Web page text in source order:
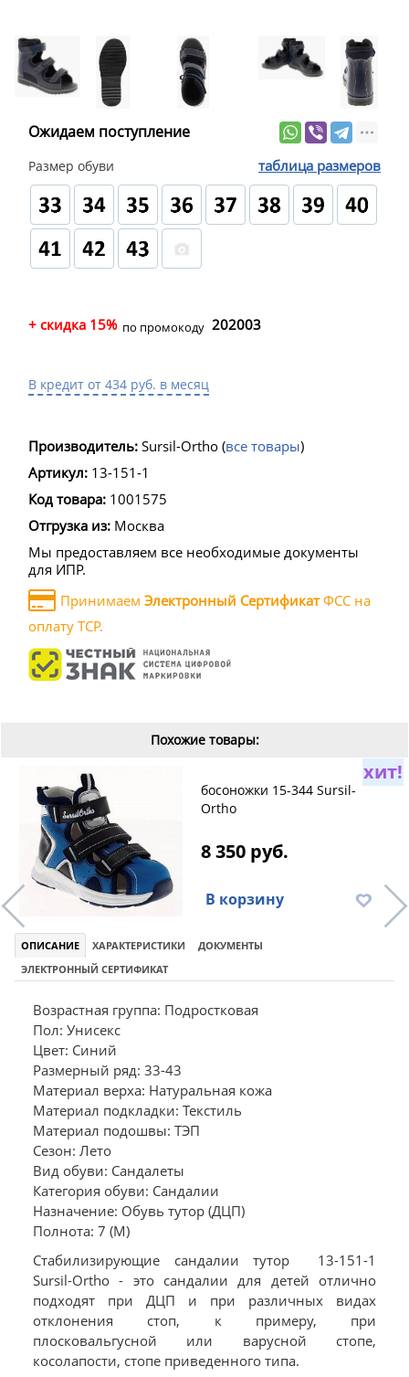
Ожидаем поступление
Размер обуви таблица размеров
+ скидка 15% по промокоду 202003
В кредит от 434 руб. в месяц
Производитель: Sursil-Ortho (все товары)
Артикул: 13-151-1
Код товара: 1001575
Отгрузка из: Москва
Мы предоставляем все необходимые документы
для ИПР.
Принимаем Электронный СертификатФСС на
оплату ТСР.
Похожие товары:
хит!
босоножки 15-344 Sursil-
Ortho
8 350 руб.
В корзину
ОПИСАНИЕ ХАРАКТЕРИСТИКИ
ДОКУМЕНТЫ
ЭЛЕКТРОННЫЙ СЕРТИФИКАТ
Возрастная группа: Подростковая
Пол: Унисекс
Цвет: Синий
Размерный ряд: 33-43
Материал верха: Натуральная кожа
Материал подкладки: Текстиль
Материал подошвы: ТЭП
Сезон: Лето
Вид обуви: Сандалеты
Категория обуви: Сандалии
Назначение: Обувь тутор (ДЦП)
Полнота: 7 (M)
Стабилизирующие сандалии тутор 13-151-1
Sursil-Ortho - это сандалии для детей отлично
подходят при ДЦП и при различных видах
отклонения стоп, к примеру, при
плосковальгусной или варусной стопе,
косолапости, стопе приведенного типа.